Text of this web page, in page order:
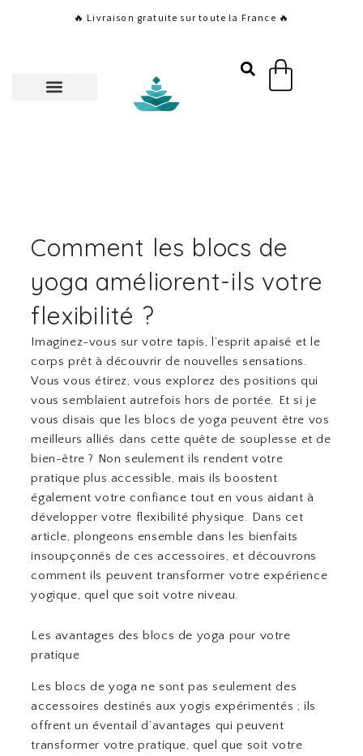
🔥 Livraison gratuite sur toute la France 🔥
Panier
Comment les blocs de
yoga améliorent-ils votre
flexibilité ?
Imaginez-vous sur votre tapis, l’esprit apaisé et le
corps prêt à découvrir de nouvelles sensations.
Vous vous étirez, vous explorez des positions qui
vous semblaient autrefois hors de portée. Et si je
vous disais que les blocs de yoga peuvent être vos
meilleurs alliés dans cette quête de souplesse et de
bien-être ? Non seulement ils rendent votre
pratique plus accessible, mais ils boostent
également votre confiance tout en vous aidant à
développer votre flexibilité physique. Dans cet
article, plongeons ensemble dans les bienfaits
insoupçonnés de ces accessoires, et découvrons
comment ils peuvent transformer votre expérience
yogique, quel que soit votre niveau.
Les avantages des blocs de yoga pour votre
pratique
Les blocs de yoga ne sont pas seulement des
accessoires destinés aux yogis expérimentés ; ils
offrent un éventail d’avantages qui peuvent
transformer votre pratique, quel que soit votre